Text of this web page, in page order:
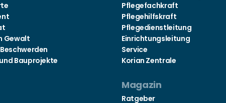
Gewalt
Bauprojekte
Pflegefachkraft
Pflegehilfskraft
Pflegedienstleitung
Einrichtungsleitung
Service
Korian Zentrale
Magazin
Ratgeber